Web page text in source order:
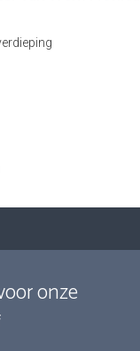
onze